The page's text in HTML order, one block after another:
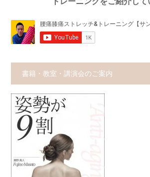
書籍・教室・講演会のご案内